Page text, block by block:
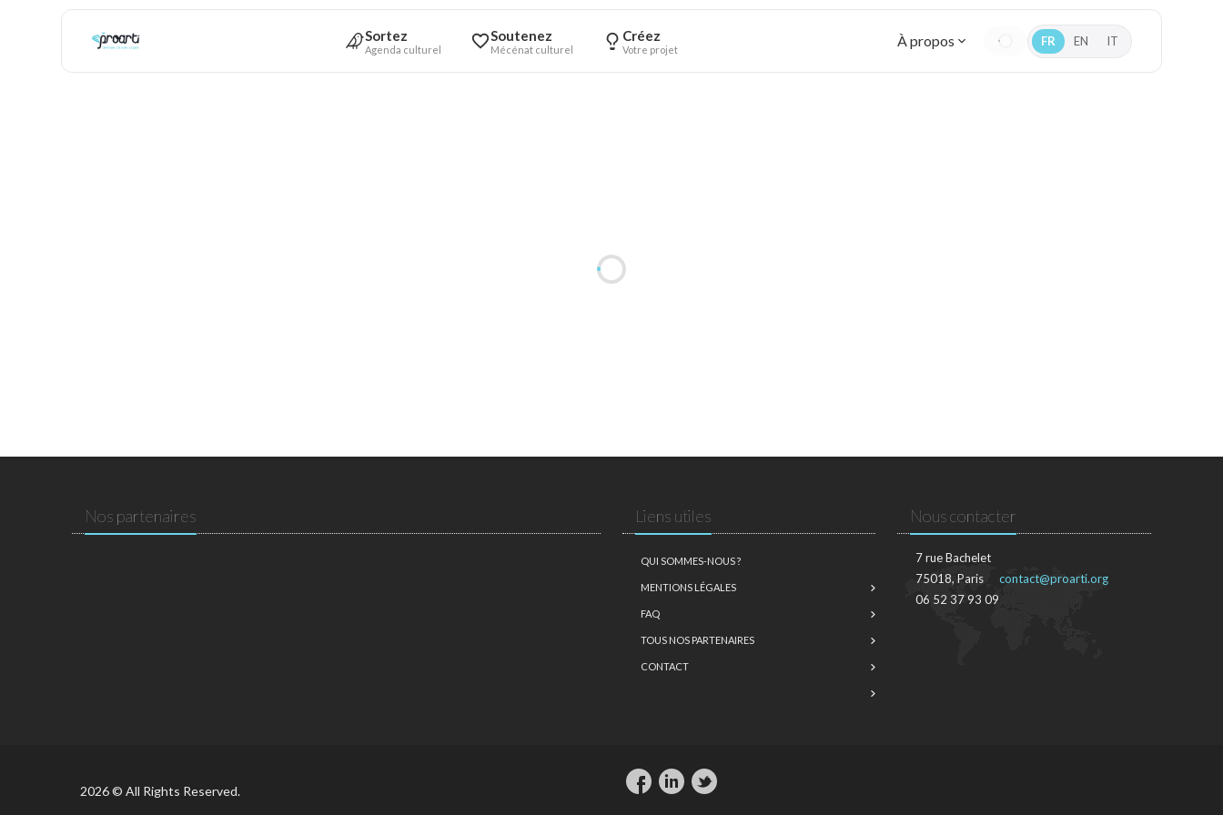
Sortez
Agenda culturel
Soutenez
Mécénat culturel
Créez
Votre projet À propos FR EN IT
Nos partenaires Liens utiles
QUI SOMMES-NOUS ?
MENTIONS LÉGALES
FAQ
TOUS NOS PARTENAIRES
CONTACT
Nous contacter
7 rue Bachelet
75018, Paris
06 52 37 93 09
contact@proarti.org
2026 © All Rights Reserved.